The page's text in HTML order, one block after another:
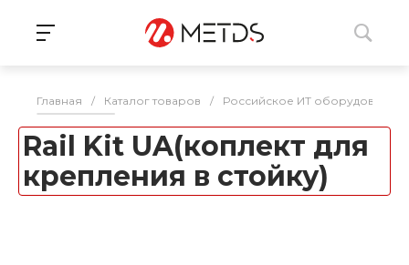
Главная / Каталог товаров / Российское ИТ оборудование
Rail Kit UA(коплект для
крепления в стойку)